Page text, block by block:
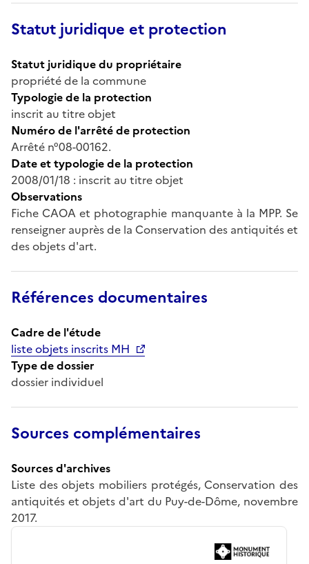
Statut juridique et protection
Statut juridique du propriétaire
propriété de la commune
Typologie de la protection
inscrit au titre objet
Numéro de l'arrêté de protection
Arrêté n°08-00162.
Date et typologie de la protection
2008/01/18 : inscrit au titre objet
Observations
Fiche CAOA et photographie manquante à la MPP. Se
renseigner auprès de la Conservation des antiquités et
des objets d'art.
Références documentaires
Cadre de l'étude
liste objets inscrits MH
Type de dossier
dossier individuel
Sources complémentaires
Sources d'archives
Liste des objets mobiliers protégés, Conservation des
antiquités et objets d'art du Puy-de-Dôme, novembre
2017.